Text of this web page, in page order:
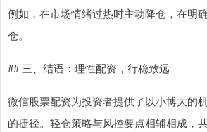
例如，在市场情绪过热时主动降仓，在明
仓。
## 三、结语：理性配资，行稳致远
微信股票配资为投资者提供了以小博大的
的捷径。轻仓策略与风控要点相辅相成，